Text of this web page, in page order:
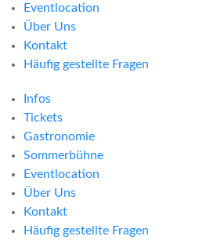
Eventlocation
Über Uns
Kontakt
Häufig gestellte Fragen
Infos
Tickets
Gastronomie
Sommerbühne
Eventlocation
Über Uns
Kontakt
Häufig gestellte Fragen